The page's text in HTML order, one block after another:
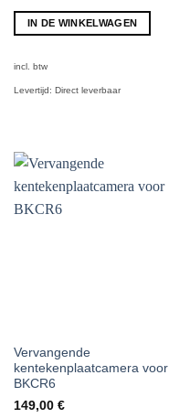
IN DE WINKELWAGEN
incl. btw
Levertijd: Direct leverbaar
Vervangende
kentekenplaatcamera voor
BKCR6
149,00 €